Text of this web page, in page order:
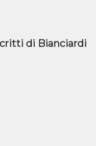
di Bianciardi